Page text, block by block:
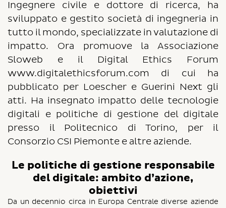
Ingegnere civile e dottore di ricerca, ha
sviluppato e gestito società di ingegneria in
tutto il mondo, specializzate in valutazione di
impatto. Ora promuove la Associazione
Sloweb e il Digital Ethics Forum
www.digitalethicsforum.com di cui ha
pubblicato per Loescher e Guerini Next gli
atti. Ha insegnato impatto delle tecnologie
digitali e politiche di gestione del digitale
presso il Politecnico di Torino, per il
Consorzio CSI Piemonte e altre aziende.
Le politiche di gestione responsabile
del digitale: ambito d’azione,
obiettivi
Da un decennio circa in Europa Centrale diverse aziende